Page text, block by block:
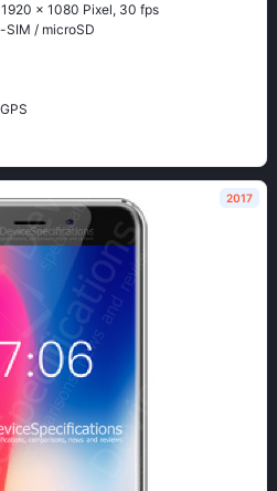
x 1080 Pixel, 30 fps
SIM / microSD
2017